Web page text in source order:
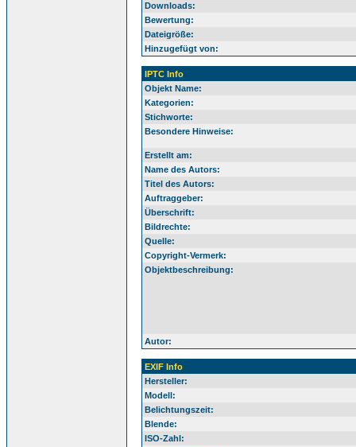
Downloads:
Bewertung:
Dateigröße:
Hinzugefügt von:
IPTC Info
Objekt Name:
Kategorien:
Stichworte:
Besondere Hinweise:
Erstellt am:
Name des Autors:
Titel des Autors:
Auftraggeber:
Überschrift:
Bildrechte:
Quelle:
Copyright-Vermerk:
Objektbeschreibung:
Autor:
EXIF Info
Hersteller:
Modell:
Belichtungszeit:
Blende:
ISO-Zahl: